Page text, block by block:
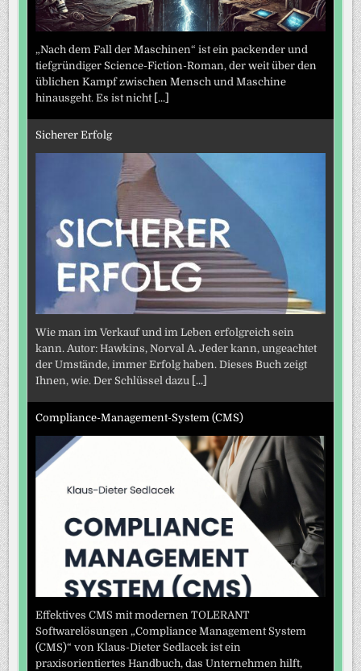
„Nach dem Fall der Maschinen“ ist ein packender und
tiefgründiger Science-Fiction-Roman, der weit über den
üblichen Kampf zwischen Mensch und Maschine
hinausgeht. Es ist nicht [...]
Sicherer Erfolg
Wie man im Verkauf und im Leben erfolgreich sein
kann. Autor: Hawkins, Norval A. Jeder kann, ungeachtet
der Umstände, immer Erfolg haben. Dieses Buch zeigt
Ihnen, wie. Der Schlüssel dazu
[...]
Compliance-Management-System (CMS)
Effektives CMS mit modernen TOLERANT
Softwarelösungen „Compliance Management System
(CMS)“ von Klaus-Dieter Sedlacek ist ein
praxisorientiertes Handbuch, das Unternehmen hilft,